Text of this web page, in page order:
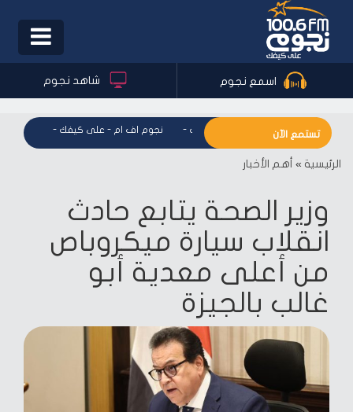
Toggle
اسمع نجوم شاهد نجوم
تستمع الآن - نجوم اف ام - على كيفك - نجوم اف ام - على كيفك نجوم
الرئيسية » أهم الأخبار
وزير الصحة يتابع حادث
انقلاب سيارة ميكروباص
من أعلى معدية أبو
غالب بالجيزة